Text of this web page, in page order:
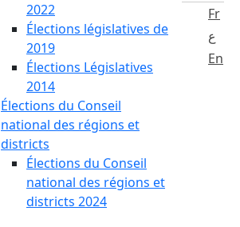
2022
Élections législatives de
2019
Élections Législatives
2014
Élections du Conseil
national des régions et
districts
Élections du Conseil
national des régions et
districts 2024
Fr
ع
En